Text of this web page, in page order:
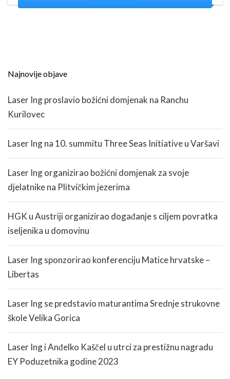
Najnovije objave
Laser Ing proslavio božićni domjenak na Ranchu
Kurilovec
Laser Ing na 10. summitu Three Seas Initiative u Varšavi
Laser Ing organizirao božićni domjenak za svoje
djelatnike na Plitvičkim jezerima
HGK u Austriji organizirao događanje s ciljem povratka
iseljenika u domovinu
Laser Ing sponzorirao konferenciju Matice hrvatske –
Libertas
Laser Ing se predstavio maturantima Srednje strukovne
škole Velika Gorica
Laser Ing i Anđelko Kaščel u utrci za prestižnu nagradu
EY Poduzetnika godine 2023